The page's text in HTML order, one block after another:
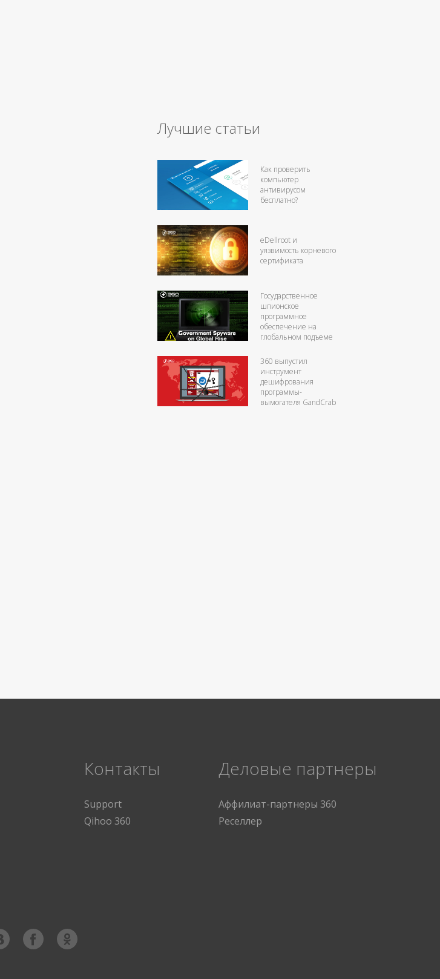
Лучшие статьи
Как проверить
компьютер
антивирусом
бесплатно?
eDellroot и
уязвимость корневого
сертификата
Государственное
шпионское
программное
обеспечение на
глобальном подъеме
360 выпустил
инструмент
дешифрования
программы-
вымогателя GandCrab
Контакты
Support
Qihoo 360
Деловые партнеры
Аффилиат-партнеры 360
Реселлер